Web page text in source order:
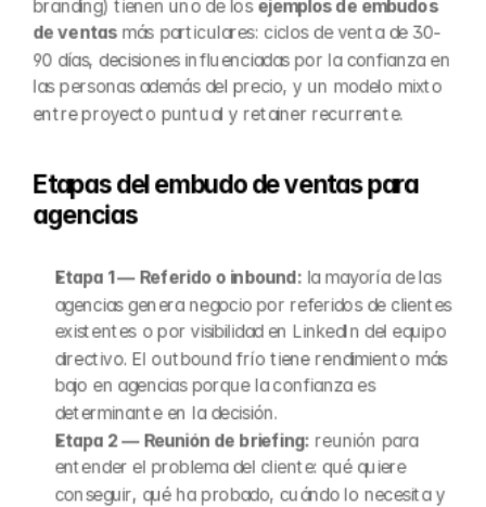
branding) tienen uno de los ejemplos de embudos
de ventas más particulares: ciclos de venta de 30-
90 días, decisiones influenciadas por la confianza en
las personas además del precio, y un modelo mixto
entre proyecto puntual y retainer recurrente.
Etapas del embudo de ventas para
agencias
Etapa 1 — Referido o inbound: la mayoría de las
agencias genera negocio por referidos de clientes
existentes o por visibilidad en LinkedIn del equipo
directivo. El outbound frío tiene rendimiento más
bajo en agencias porque la confianza es
determinante en la decisión.
Etapa 2 — Reunión de briefing: reunión para
entender el problema del cliente: qué quiere
conseguir, qué ha probado, cuándo lo necesita y